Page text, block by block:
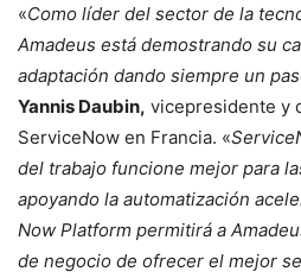
«Como líder del sector de la
Amadeus está demostrando su
adaptación dando siempre un
Yannis Daubin, vicepresidente y
ServiceNow en Francia. «
del trabajo funcione mejor para
apoyando la automatización
Now Platform permitirá a
de negocio de ofrecer el mejor